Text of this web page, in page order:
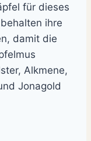
für dieses
ihre
damit die
Alkmene,
Jonagold